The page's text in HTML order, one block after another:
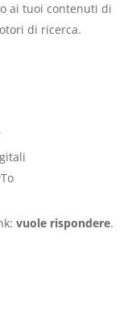
ai tuoi contenuti di
di ricerca.
vuole rispondere.